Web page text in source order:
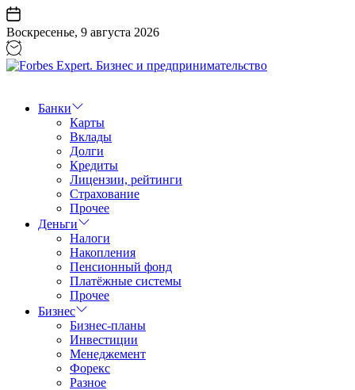
Перейти
к
содержанию
Воскресенье, 9 августа 2026
Бизнес
предпринимательство
Банки
Карты
Вклады
Долги
Кредиты
Лицензии, рейтинги
Страхование
Прочее
Деньги
Налоги
Накопления
Пенсионный фонд
Платёжные системы
Прочее
Бизнес
Бизнес-планы
Инвестиции
Менеджемент
Форекс
Разное